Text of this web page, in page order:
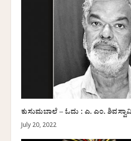
ಕುಸುಮಬಾಲೆ – ಓದು : ಎ. ಎಂ.
July 20, 2022